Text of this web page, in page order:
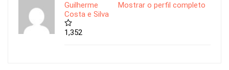
Mostrar o perfil completo
Guilherme
Costa e Silva
1,352